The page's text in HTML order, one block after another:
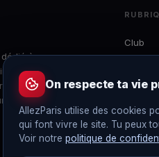
à
: infos du
de
mercato,
Club
Ligue 1
Coupes
EDF
On respecte ta vie
AllezParis utilise des cookies
qui font vivre le site. Tu peux
Voir notre politique de